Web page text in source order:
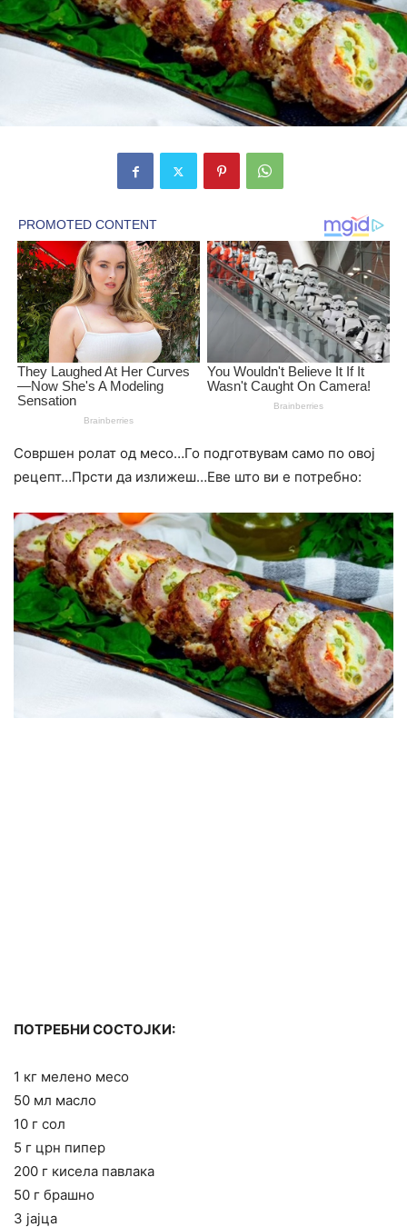
Совршен ролат од месо…Го подготвувам само по овој
рецепт…Прсти да излижеш…Еве што ви е потребно:
ПОТРЕБНИ СОСТОЈКИ:
1 кг мелено месо
50 мл масло
10 г сол
5 г црн пипер
200 г кисела павлака
50 г брашно
3 јајца